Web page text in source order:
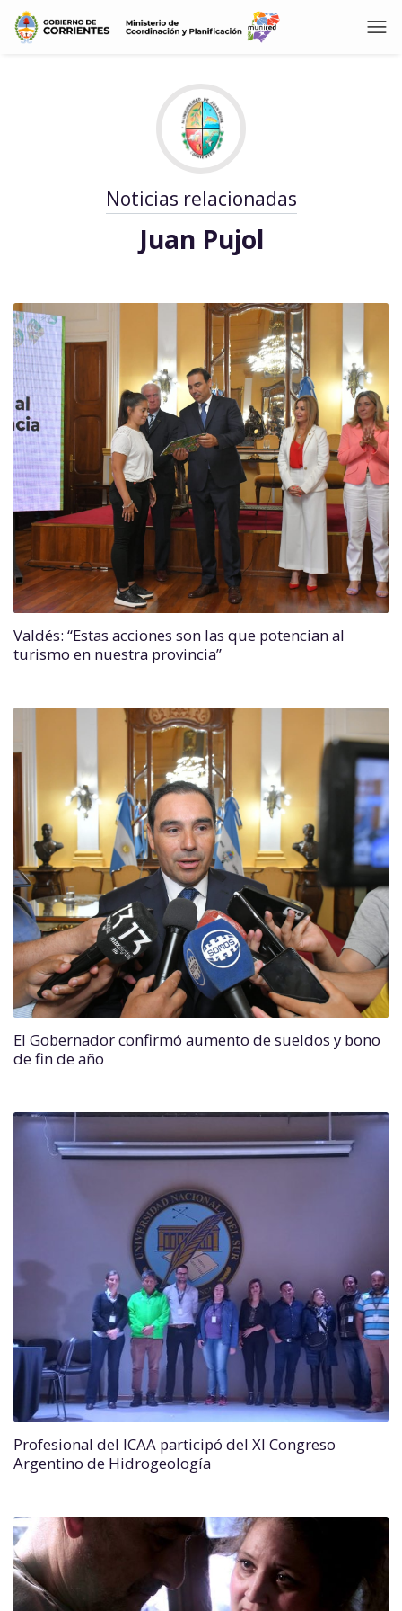
Noticias relacionadas
Juan Pujol
Valdés: “Estas acciones son las que potencian al
turismo en nuestra provincia”
El Gobernador confirmó aumento de sueldos y bono
de fin de año
Profesional del ICAA participó del XI Congreso
Argentino de Hidrogeología